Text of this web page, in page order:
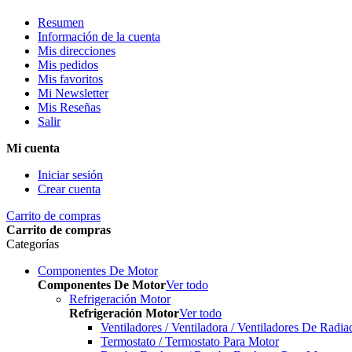
Resumen
Información de la cuenta
Mis direcciones
Mis pedidos
Mis favoritos
Mi Newsletter
Mis Reseñas
Salir
Mi cuenta
Iniciar sesión
Crear cuenta
Carrito de compras
Carrito de compras
Categorías
Componentes De Motor
Componentes De MotorVer todo
Refrigeración Motor
Refrigeración MotorVer todo
Ventiladores / Ventiladora / Ventiladores De
Termostato / Termostato Para Motor